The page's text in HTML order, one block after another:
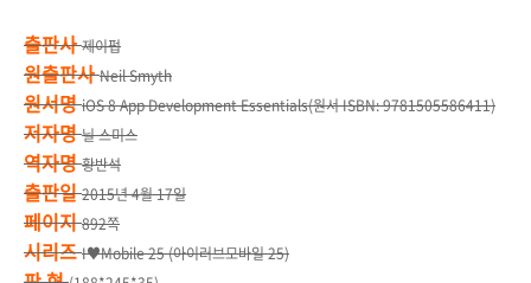
출판사 제이펍
원출판사 Neil Smyth
원서명 iOS 8 App Development Essentials(원서 ISBN: 9781505586411)
저자명 닐 스미스
역자명 황반석
출판일 2015년 4월 17일
페이지 892쪽
시리즈 I♥Mobile 25 (아이러브모바일 25)